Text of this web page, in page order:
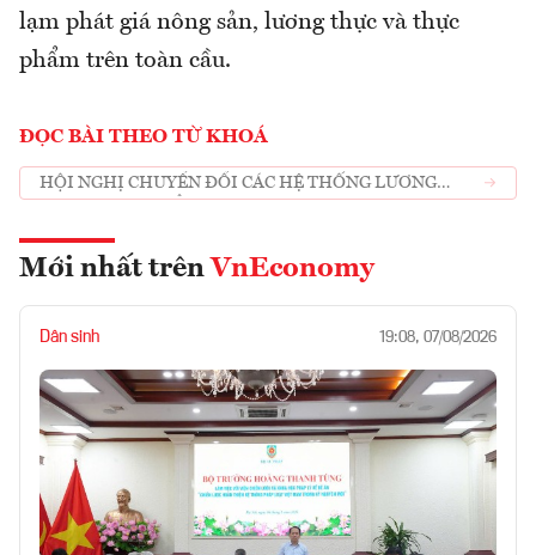
lạm phát giá nông sản, lương thực và thực
phẩm trên toàn cầu.
ĐỌC BÀI THEO TỪ KHOÁ
HỘI NGHỊ CHUYỂN ĐỔI CÁC HỆ THỐNG LƯƠNG
Mới nhất trên VnEconomy
Dân sinh 19:08, 07/08/2026